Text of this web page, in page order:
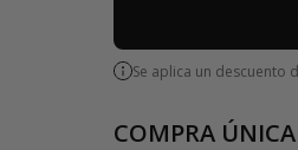
Se aplica un descuento
COMPRA ÚNICA